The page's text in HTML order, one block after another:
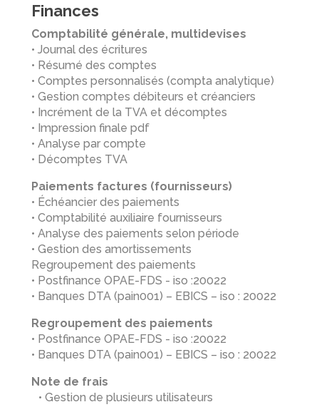
Finances
Comptabilité générale, multidevises
• Journal des écritures
• Résumé des comptes
• Comptes personnalisés (compta analytique)
• Gestion comptes débiteurs et créanciers
• Incrément de la TVA et décomptes
• Impression finale pdf
• Analyse par compte
• Décomptes TVA
Paiements factures (fournisseurs)
• Échéancier des paiements
• Comptabilité auxiliaire fournisseurs
• Analyse des paiements selon période
• Gestion des amortissements
Regroupement des paiements
• Postfinance OPAE-FDS - iso :20022
• Banques DTA (pain001) – EBICS – iso : 20022
Regroupement des paiements
• Postfinance OPAE-FDS - iso :20022
• Banques DTA (pain001) – EBICS – iso : 20022
Note de frais
• Gestion de plusieurs utilisateurs